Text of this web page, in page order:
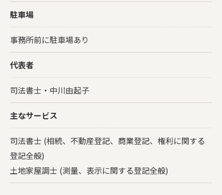
駐車場
事務所前に駐車場あり
代表者
司法書士・中川由起子
主なサービス
司法書士 (相続、不動産登記、商業登記、権利に関する
登記全般)
土地家屋調士 (測量、表示に関する登記全般)